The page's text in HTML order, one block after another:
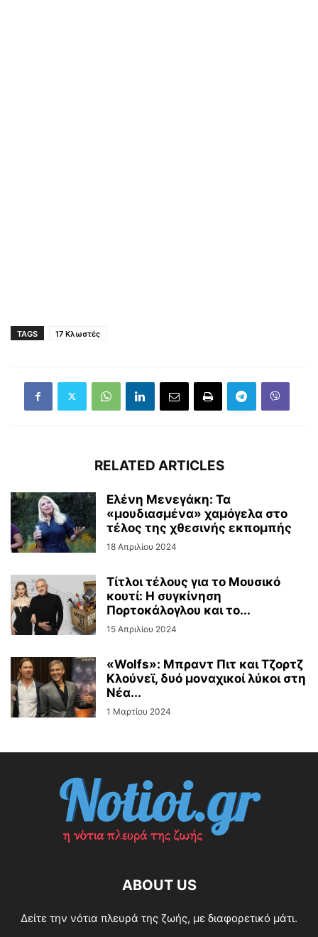
TAGS 17 Κλωστές
RELATED ARTICLES
Ελένη Μενεγάκη: Τα
«μουδιασμένα» χαμόγελα στο
τέλος της χθεσινής εκπομπής
18 Απριλίου 2024
Τίτλοι τέλους για το Μουσικό
κουτί: Η συγκίνηση
Πορτοκάλογλου και το...
15 Απριλίου 2024
«Wolfs»: Μπραντ Πιτ και Τζορτζ
Κλούνεϊ, δυό μοναχικοί λύκοι στη
Νέα...
1 Μαρτίου 2024
ABOUT US
Δείτε την νότια πλευρά της ζωής, με διαφορετικό μάτι.